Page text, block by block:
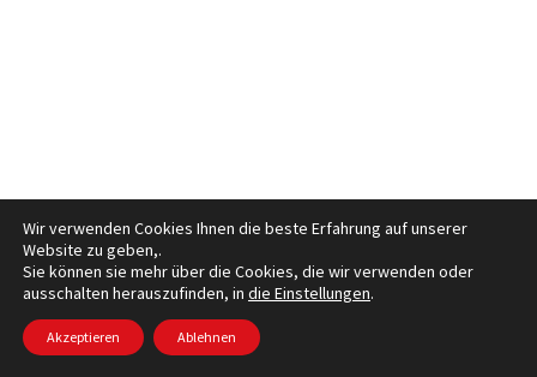
Wir verwenden Cookies Ihnen die beste Erfahrung auf unserer
Website zu geben,.
Sie können sie mehr über die Cookies, die wir verwenden oder
ausschalten herauszufinden, in die Einstellungen.
Akzeptieren Ablehnen